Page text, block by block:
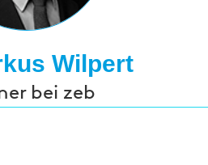
Wilpert
bei zeb